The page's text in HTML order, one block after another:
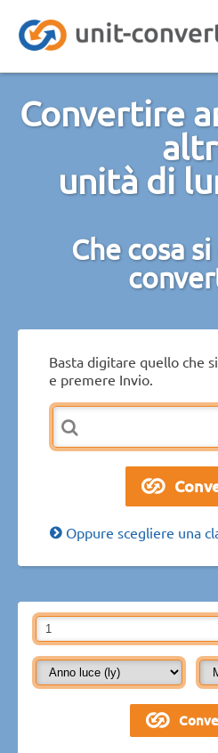
Convertire
unità di
Che cosa
Basta digitare quello che
e premere Invio.
Oppure scegliere una